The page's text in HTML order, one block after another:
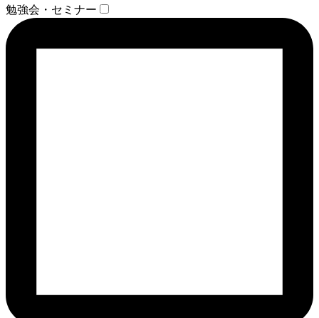
勉強会・セミナー